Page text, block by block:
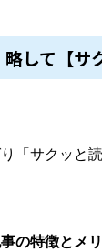
して【サ
「サクッと
の特徴とメ